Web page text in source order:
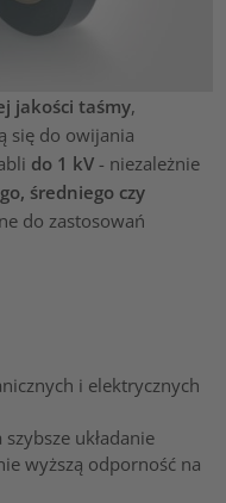
jakości taśmy,
się do owijania
do 1 kV - niezależnie
średniego czy
do zastosowań
i elektrycznych
układanie
wyższą odporność na